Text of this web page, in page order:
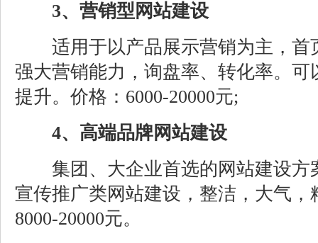
3、营销型网站建设
适用于以产品展示营销为主，首
强大营销能力，询盘率、转化率。
提升。价格：6000-20000元;
4、高端品牌网站建设
集团、大企业首选的网站建设方
宣传推广类网站建设，整洁，大气
8000-20000元。